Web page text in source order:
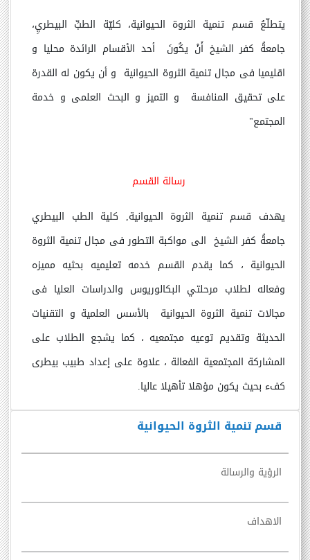
قسم تنمية الثروة الحيوانية
الرؤية والرسالة
الاهداف
يتطلّعُ قسم تنمية الثروة الحيوانية، كليّة الطبِّ البيطريِ،
جامعةُ كفر الشيخ أَنْ يكُونَ أحد الأقسام الرائدة محليا و
اقليميا فى مجال تنمية الثروة الحيوانية و أن يكون له القدرة
على تحقيق المنافسة و التميز و البحث العلمى و خدمة
المجتمع"
رسالة القسم
يهدف قسم تنمية الثروة الحيوانية, كلية الطب البيطري
جامعةُ كفر الشيخ الى مواكبة التطور فى مجال تنمية الثروة
الحيوانية ، كما يقدم القسم خدمه تعليميه بحثيه مميزه
وفعاله لطلاب مرحلتي البكالوريوس والدراسات العليا فى
مجالات تنمية الثروة الحيوانية
بالأسس العلمية و التقنيات
الحديثة وتقديم توعيه مجتمعيه ، كما يشجع الطلاب على
المشاركة المجتمعية الفعالة ، علاوة على إعداد طبيب بيطرى
كفء بحيث يكون مؤهلا تأهيلا عاليا.